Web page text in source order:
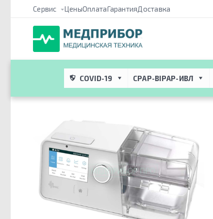
Сервис ЦеныОплатаГарантияДоставка
COVID-19 CPAP-BIPAP-ИВЛ
BPAP-аппарат